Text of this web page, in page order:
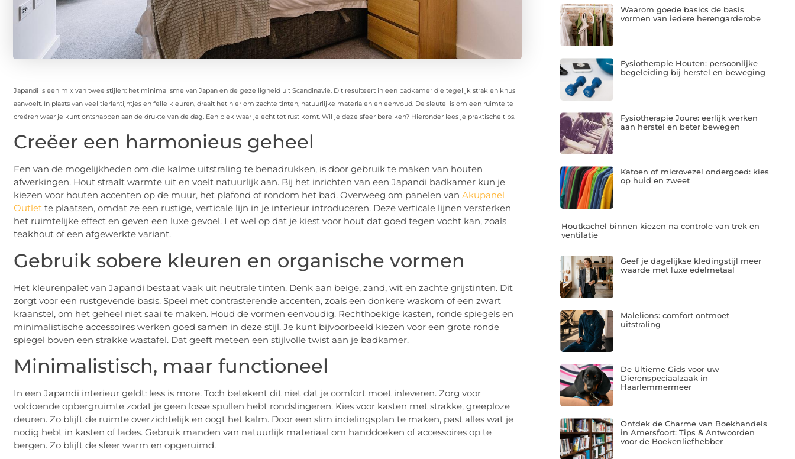
Japandi is een mix van twee stijlen: het minimalisme van Japan en de gezelligheid uit Scandinavië. Dit resulteert in een badkamer die tegelijk strak en knus
aanvoelt. In plaats van veel tierlantijntjes en felle kleuren, draait het hier om zachte tinten, natuurlijke materialen en eenvoud. De sleutel is om een ruimte te
creëren waar je kunt ontsnappen aan de drukte van de dag. Een plek waar je echt tot rust komt. Wil je deze sfeer bereiken? Hieronder lees je praktische tips.
Creëer een harmonieus geheel
Een van de mogelijkheden om die kalme uitstraling te benadrukken, is door gebruik te maken van houten
afwerkingen. Hout straalt warmte uit en voelt natuurlijk aan. Bij het inrichten van een Japandi badkamer kun je
kiezen voor houten accenten op de muur, het plafond of rondom het bad. Overweeg om panelen van Akupanel
Outlet te plaatsen, omdat ze een rustige, verticale lijn in je interieur introduceren. Deze verticale lijnen versterken
het ruimtelijke effect en geven een luxe gevoel. Let wel op dat je kiest voor hout dat goed tegen vocht kan, zoals
teakhout of een afgewerkte variant.
Gebruik sobere kleuren en organische vormen
Het kleurenpalet van Japandi bestaat vaak uit neutrale tinten. Denk aan beige, zand, wit en zachte grijstinten. Dit
zorgt voor een rustgevende basis. Speel met contrasterende accenten, zoals een donkere waskom of een zwart
kraanstel, om het geheel niet saai te maken. Houd de vormen eenvoudig. Rechthoekige kasten, ronde spiegels en
minimalistische accessoires werken goed samen in deze stijl. Je kunt bijvoorbeeld kiezen voor een grote ronde
spiegel boven een strakke wastafel. Dat geeft meteen een stijlvolle twist aan je badkamer.
Minimalistisch, maar functioneel
In een Japandi interieur geldt: less is more. Toch betekent dit niet dat je comfort moet inleveren. Zorg voor
voldoende opbergruimte zodat je geen losse spullen hebt rondslingeren. Kies voor kasten met strakke, greeploze
deuren. Zo blijft de ruimte overzichtelijk en oogt het kalm. Door een slim indelingsplan te maken, past alles wat je
nodig hebt in kasten of lades. Gebruik manden van natuurlijk materiaal om handdoeken of accessoires op te
bergen. Zo blijft de sfeer warm en opgeruimd.
Waarom goede basics de basis
vormen van iedere herengarderobe
Fysiotherapie Houten: persoonlijke
begeleiding bij herstel en beweging
Fysiotherapie Joure: eerlijk werken
aan herstel en beter bewegen
Katoen of microvezel ondergoed: kies
op huid en zweet
Houtkachel binnen kiezen na controle van trek en
ventilatie
Geef je dagelijkse kledingstijl meer
waarde met luxe edelmetaal
Malelions: comfort ontmoet
uitstraling
De Ultieme Gids voor uw
Dierenspeciaalzaak in
Haarlemmermeer
Ontdek de Charme van Boekhandels
in Amersfoort: Tips & Antwoorden
voor de Boekenliefhebber